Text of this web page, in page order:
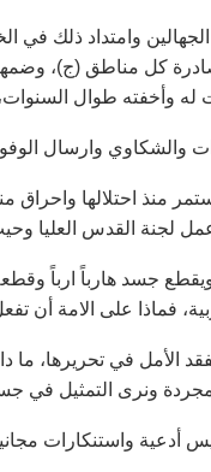
وامتداد ذلك في
كل مناطق (ج)،
وأخفته طوال
والشكاوي وارسال
منذ احتلالها
لجنة القدس العليا
جسد هارباً ارباً
فماذا على الامة أن
الأمل في تحريرها،
ونرى التمثيل في
أدعية واستنكارات